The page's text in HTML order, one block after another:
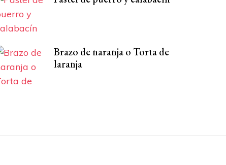
Brazo de naranja o Torta de
laranja